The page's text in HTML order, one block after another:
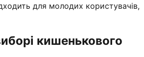
для молодих користувачів,
кишенькового